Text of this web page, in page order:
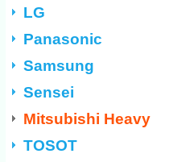
LG
Panasonic
Samsung
Sensei
Mitsubishi Heavy
TOSOT